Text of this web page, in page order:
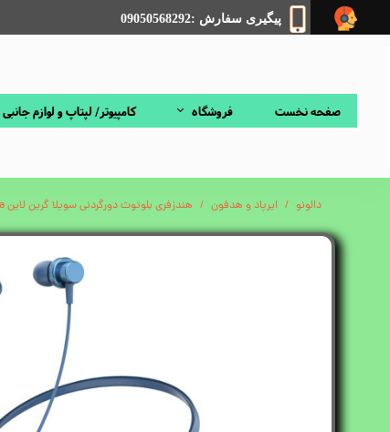
پیگیری سفارش :09050568292
صفحه نخست فروشگاه کامپیوتر/ لپتاپ و لوازم جانبی
دالونو ایرپاد و هدفون هندزفری بلوتوث دورگردنی سویلا گرین لاین Green Lion Sevilla